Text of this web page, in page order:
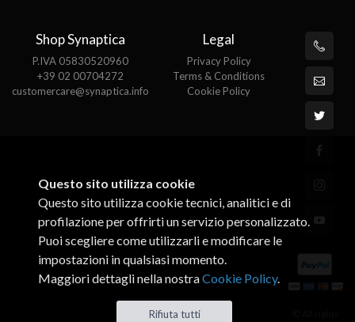
Shop Synaptica
P.IVA 05830520960
+39 02 00704272
customercare@synaptica.info
Legal
Privacy Policy
Terms & Conditions
Cookie Policy
Questo sito utilizza cookie
Questo sito utilizza cookie tecnici, analitici e di
profilazione per offrirti un servizio personalizzato.
Puoi scegliere come utilizzarli e modificare le
impostazioni in qualsiasi momento.
Maggiori dettagli nella nostraCookie Policy.
Rifiuta tutti